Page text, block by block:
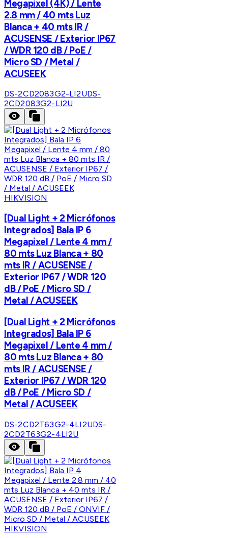
Megapixel (4K) / Lente
2.8 mm / 40 mts Luz
Blanca + 40 mts IR /
ACUSENSE / Exterior IP67
/ WDR 120 dB / PoE /
Micro SD / Metal /
ACUSEEK
DS-2CD2083G2-LI2UDS-
2CD2083G2-LI2U
HIKVISION
[Dual Light + 2 Micrófonos
Integrados] Bala IP 6
Megapixel / Lente 4 mm /
80 mts Luz Blanca + 80
mts IR / ACUSENSE /
Exterior IP67 / WDR 120
dB / PoE / Micro SD /
Metal / ACUSEEK
[Dual Light + 2 Micrófonos
Integrados] Bala IP 6
Megapixel / Lente 4 mm /
80 mts Luz Blanca + 80
mts IR / ACUSENSE /
Exterior IP67 / WDR 120
dB / PoE / Micro SD /
Metal / ACUSEEK
DS-2CD2T63G2-4LI2UDS-
2CD2T63G2-4LI2U
HIKVISION